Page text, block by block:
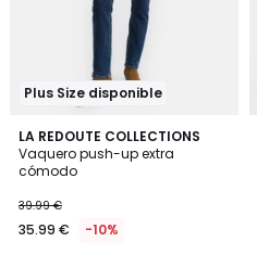
Plus Size disponible
LA REDOUTE COLLECTIONS
Vaquero push-up extra
cómodo
39.99 €
35.99 € -10%
4,4
/ 5
2
Colores